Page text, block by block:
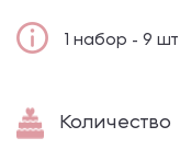
1 набор - 9 шт
Количество